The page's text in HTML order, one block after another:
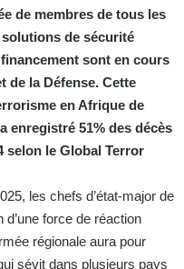
de membres de tous les
de sécurité
sont en cours
de la Défense. Cette
en Afrique de
enregistré 51% des décès
selon le Global Terror
les chefs d’état-major de
force de réaction
régionale aura pour
sévit dans plusieurs pays